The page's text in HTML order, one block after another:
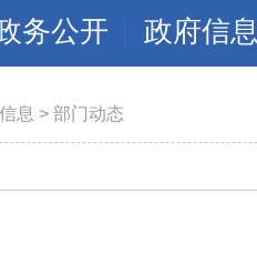
务公开 政府信
息 > 部门动态